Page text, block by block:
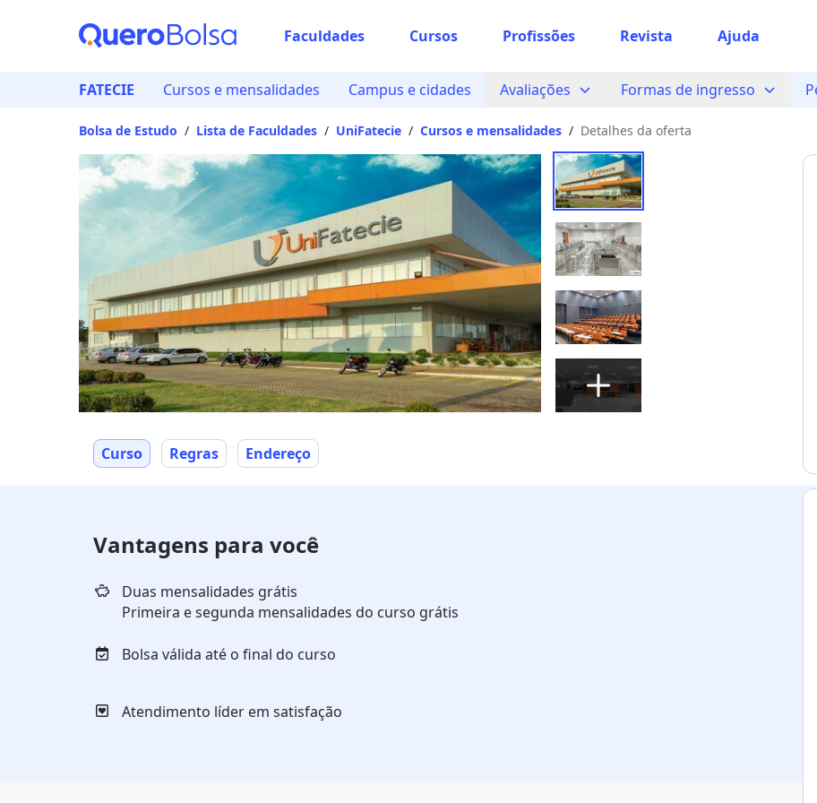
Faculdades Cursos Profissões Revista Ajuda
FATECIE Cursos e mensalidades Campus e cidades Avaliações Formas de ingresso
Bolsa de Estudo / Lista de Faculdades / UniFatecie / Cursos e mensalidades / Detalhes da oferta
Escolha de unidade
Onde quer estudar?
Distâncias calculadas à partir de São Paulo, SP.
Ops! Não encontramos nenhuma unidade
Verifique se digitou corretamente, ou experimente buscar por outras
Escolher unidade
Curso Regras Endereço
Vantagens para você
Duas mensalidades grátis
Primeira e segunda mensalidades do curso grátis
Bolsa válida até o final do curso
Atendimento líder em satisfação